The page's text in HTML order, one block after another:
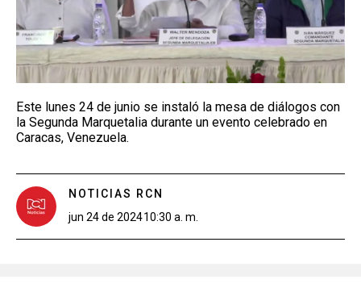
Este lunes 24 de junio se instaló la mesa de diálogos con
la Segunda Marquetalia durante un evento celebrado en
Caracas, Venezuela.
NOTICIAS RCN
jun 24 de 202410:30 a. m.